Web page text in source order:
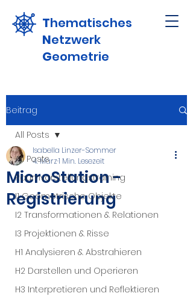
Thematisches
Netzwerk
Geometrie
Beitrag
All Posts
Raumvorstellungstraining
I1 Geometrische Objekte
I2 Transformationen & Relationen
I3 Projektionen & Risse
H1 Analysieren & Abstrahieren
H2 Darstellen und Operieren
H3 Interpretieren und Reflektieren
All Posts
MicroStation -
Registrierung
Isabella Linzer-Sommer
4. März1 Min. Lesezeit